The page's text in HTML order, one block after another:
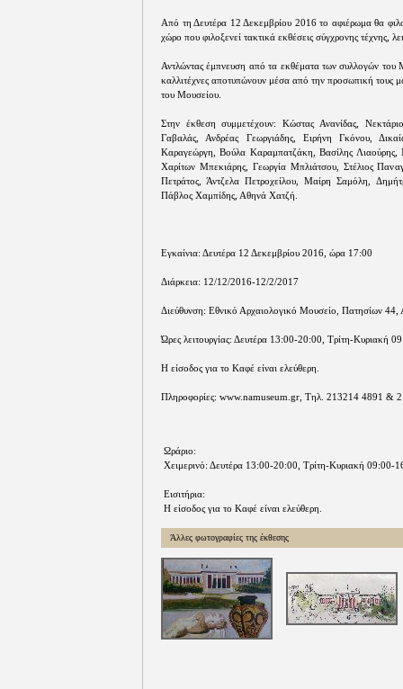
Από τη Δευτέρα 12 Δεκεμβρίου 2016 το αφιέρωμα θα
χώρο που φιλοξενεί τακτικά εκθέσεις σύγχρονης τέχνης,
Αντλώντας έμπνευση από τα εκθέματα των συλλογών του
καλλιτέχνες αποτυπώνουν μέσα από την προσωπική τους
του Μουσείου.
Στην έκθεση συμμετέχουν: Κώστας Ανανίδας,
Γαβαλάς, Ανδρέας Γεωργιάδης, Ειρήνη Γκόνου,
Καραγεώργη, Βούλα Καραμπατζάκη, Βασίλης
Χαρίτων Μπεκιάρης, Γεωργία Μπλιάτσου, Στέλιος
Πετράτος, Άντζελα Πετροχείλου, Μαίρη Σαμόλη,
Πάβλος Χαμπίδης, Αθηνά Χατζή.
Εγκαίνια: Δευτέρα 12 Δεκεμβρίου 2016, ώρα 17:00
Διάρκεια: 12/12/2016-12/2/2017
Διεύθυνση: Εθνικό Αρχαιολογικό Μουσείο, Πατησίων
Ώρες λειτουργίας: Δευτέρα 13:00-20:00, Τρίτη-Κυριακή
Η είσοδος για το Καφέ είναι ελεύθερη.
Πληροφορίες: www.namuseum.gr, Τηλ. 213214 4891 &
Ωράριo:
Χειμερινό: Δευτέρα 13:00-20:00, Τρίτη-Κυριακή 09:00-
Εισιτήρια:
Η είσοδος για το Καφέ είναι ελεύθερη.
Άλλες φωτογραφίες της έκθεσης